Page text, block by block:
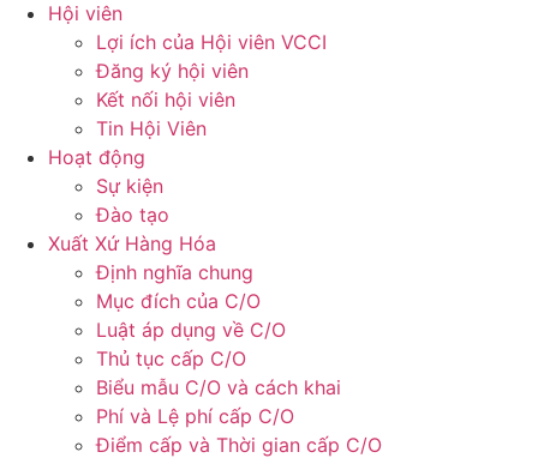
Hội viên
Lợi ích của Hội viên VCCI
Đăng ký hội viên
Kết nối hội viên
Tin Hội Viên
Hoạt động
Sự kiện
Đào tạo
Xuất Xứ Hàng Hóa
Định nghĩa chung
Mục đích của C/O
Luật áp dụng về C/O
Thủ tục cấp C/O
Biểu mẫu C/O và cách khai
Phí và Lệ phí cấp C/O
Điểm cấp và Thời gian cấp C/O